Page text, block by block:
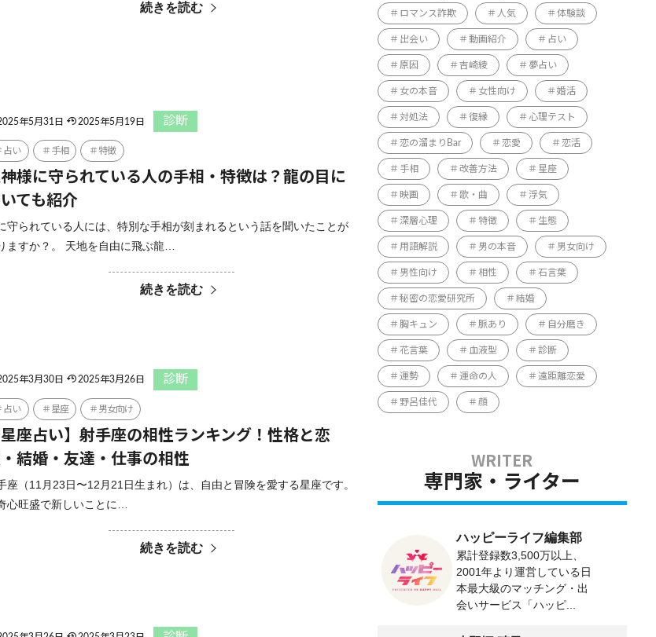
続きを読む
年5月31日 2025年5月19日 診断
占い 手相 特徴
様に守られている人の手相・特徴は？龍の目に
ても紹介
守られている人には、特別な手相が刻まれるという話を聞いたことが
ますか？。 天地を自由に飛ぶ龍…
続きを読む
年3月30日 2025年3月26日 診断
占い 星座 男女向け
星座占い】射手座の相性ランキング！性格と恋
結婚・友達・仕事の相性
座（11月23日〜12月21日生まれ）は、自由と冒険を愛する星座です。
心旺盛で新しいことに…
続きを読む
ロマンス詐欺 人気 体験談
出会い 動画紹介 占い
原因 吉崎綾 夢占い
女の本音 女性向け 婚活
対処法 復縁 心理テスト
恋の溜まりBar 恋愛 恋活
手相 改善方法 星座
映画 歌・曲 浮気
深層心理 特徴 生態
用語解説 男の本音 男女向け
男性向け 相性 石言葉
秘密の恋愛研究所 結婚
胸キュン 脈あり 自分磨き
花言葉 血液型 診断
運勢 運命の人 遠距離恋愛
野呂佳代 顔
専門家・ライター
ハッピーライフ編集部
累計登録数3,500万以上、
2001年より運営している日
本最大級のマッチング・出
会いサービス「ハッピ...